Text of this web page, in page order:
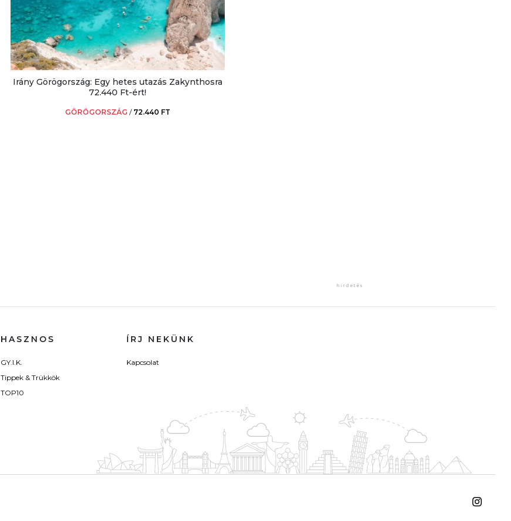
Irány Görögország: Egy hetes utazás Zakynthosra
72.440 Ft-ért!
GÖRÖGORSZÁG / 72.440 FT
HASZNOS
GY.I.K.
Tippek & Trükkök
TOP10
ÍRJ NEKÜNK
Kapcsolat